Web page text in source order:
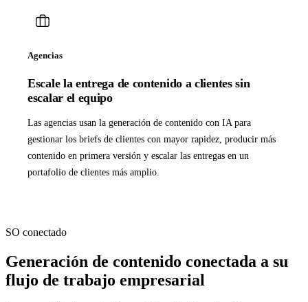
Agencias
Escale la entrega de contenido a clientes sin
escalar el equipo
Las agencias usan la generación de contenido con IA para
gestionar los briefs de clientes con mayor rapidez, producir más
contenido en primera versión y escalar las entregas en un
portafolio de clientes más amplio.
SO conectado
Generación de contenido conectada a su
flujo de trabajo empresarial